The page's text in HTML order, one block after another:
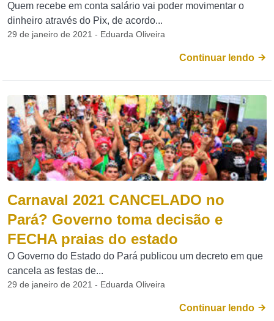
Quem recebe em conta salário vai poder movimentar o
dinheiro através do Pix, de acordo...
29 de janeiro de 2021 - Eduarda Oliveira
Continuar lendo
Carnaval 2021 CANCELADO no
Pará? Governo toma decisão e
FECHA praias do estado
O Governo do Estado do Pará publicou um decreto em que
cancela as festas de...
29 de janeiro de 2021 - Eduarda Oliveira
Continuar lendo